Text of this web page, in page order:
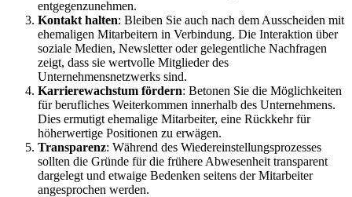
entgegenzunehmen.
Kontakt halten: Bleiben Sie auch nach dem Ausscheiden mit
ehemaligen Mitarbeitern in Verbindung. Die Interaktion über
soziale Medien, Newsletter oder gelegentliche Nachfragen
zeigt, dass sie wertvolle Mitglieder des
Unternehmensnetzwerks sind.
Karrierewachstum fördern: Betonen Sie die Möglichkeiten
für berufliches Weiterkommen innerhalb des Unternehmens.
Dies ermutigt ehemalige Mitarbeiter, eine Rückkehr für
höherwertige Positionen zu erwägen.
Transparenz: Während des Wiedereinstellungsprozesses
sollten die Gründe für die frühere Abwesenheit transparent
dargelegt und etwaige Bedenken seitens der Mitarbeiter
angesprochen werden.